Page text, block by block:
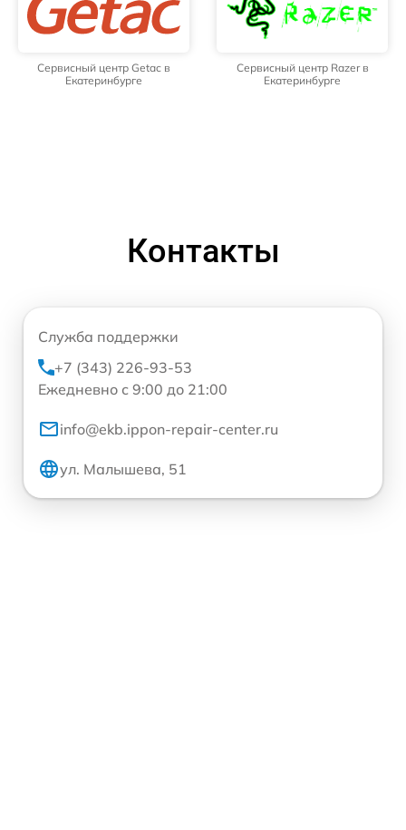
Сервисный центр Getac в
Екатеринбурге
Сервисный центр Razer в
Екатеринбурге
Контакты
Служба поддержки
+7 (343) 226-93-53
Ежедневно с 9:00 до 21:00
info@ekb.ippon-repair-center.ru
ул. Малышева, 51